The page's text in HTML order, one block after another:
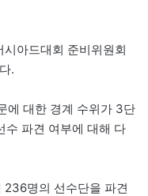
아드대회 준비위원회
.
에 대한 경계 수위가 3단
수 파견 여부에 대해 다
236명의 선수단을 파견